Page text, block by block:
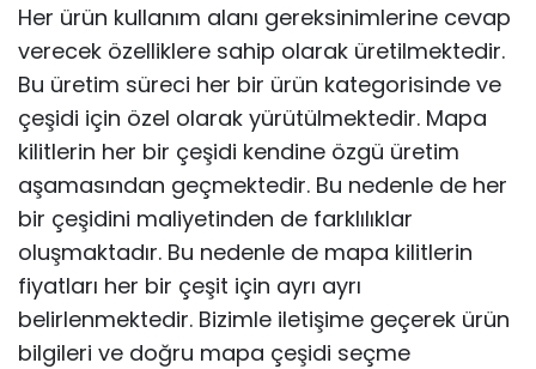
Her ürün kullanım alanı gereksinimlerine cevap
verecek özelliklere sahip olarak üretilmektedir.
Bu üretim süreci her bir ürün kategorisinde ve
çeşidi için özel olarak yürütülmektedir. Mapa
kilitlerin her bir çeşidi kendine özgü üretim
aşamasından geçmektedir. Bu nedenle de her
bir çeşidini maliyetinden de farklılıklar
oluşmaktadır. Bu nedenle de mapa kilitlerin
fiyatları her bir çeşit için ayrı ayrı
belirlenmektedir. Bizimle iletişime geçerek ürün
bilgileri ve doğru mapa çeşidi seçme